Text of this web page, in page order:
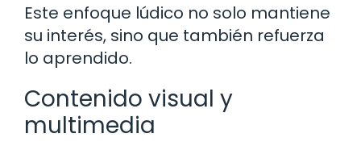
Este enfoque lúdico no solo mantiene
su interés, sino que también refuerza
lo aprendido.
Contenido visual y
multimedia